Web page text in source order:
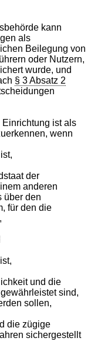
kann
als
Beilegung von
oder Nutzern,
wurde, und
§ 3 Absatz 2
ist als
wenn
der
anderen
über den
für den die
und die
sind,
sollen,
die zügige
sichergestellt